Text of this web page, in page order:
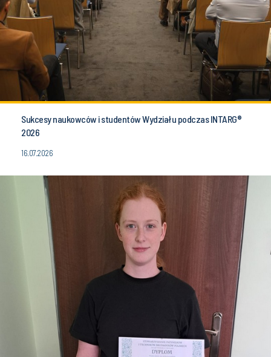
Sukcesy naukowców i studentów Wydziału podczas INTARG®
2026
16.07.2026